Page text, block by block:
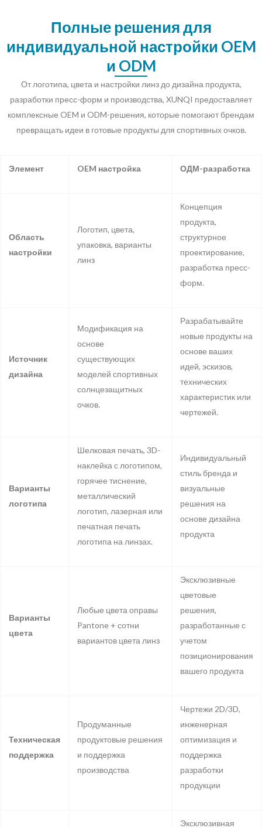
Полные решения для
индивидуальной настройки OEM
и ODM
От логотипа, цвета и настройки линз до дизайна продукта,
разработки пресс-форм и производства, XUNQI предоставляет
комплексные OEM и ODM-решения, которые помогают брендам
превращать идеи в готовые продукты для спортивных очков.
Элемент OEM настройка ОДМ-разработка
Область
настройки
Логотип, цвета,
упаковка, варианты
линз
Концепция
продукта,
структурное
проектирование,
разработка пресс-
форм.
Источник
дизайна
Модификация на
основе
существующих
моделей спортивных
солнцезащитных
очков.
Разрабатывайте
новые продукты на
основе ваших
идей, эскизов,
технических
характеристик или
чертежей.
Варианты
логотипа
Шелковая печать, 3D-
наклейка с логотипом,
горячее тиснение,
металлический
логотип, лазерная или
печатная печать
логотипа на линзах.
Индивидуальный
стиль бренда и
визуальные
решения на
основе дизайна
продукта
Варианты
цвета
Любые цвета оправы
Pantone + сотни
вариантов цвета линз
Эксклюзивные
цветовые
решения,
разработанные с
учетом
позиционирования
вашего продукта
Техническая
поддержка
Продуманные
продуктовые решения
и поддержка
производства
Чертежи 2D/3D,
инженерная
оптимизация и
поддержка
разработки
продукции
Эксклюзивная